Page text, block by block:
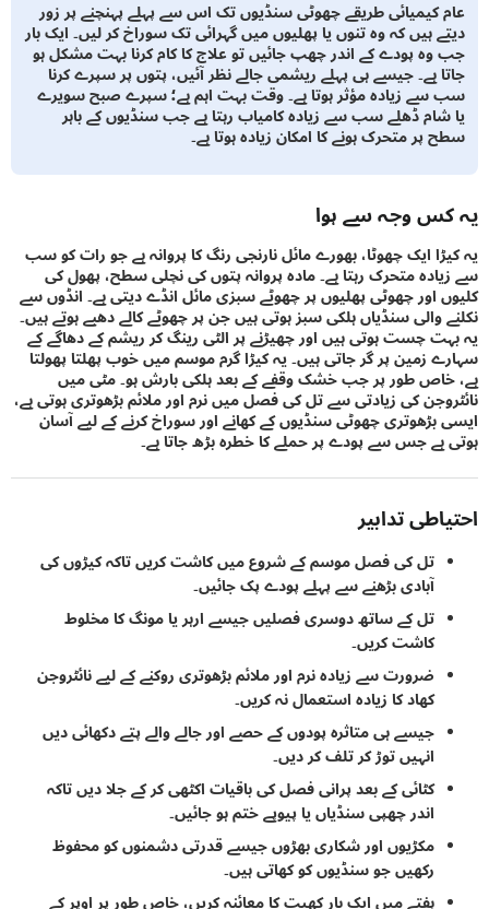
کیمیائی طریقے چھوٹی سنڈیوں تک اس سے پہلے پہنچنے پر زور
ہیں کہ وہ تنوں یا پھلیوں میں گہرائی تک سوراخ کر لیں۔ ایک بار
پودے کے اندر چھپ جائیں تو علاج کا کام کرنا بہت مشکل ہو
ہے۔ جیسے ہی پہلے ریشمی جالے نظر آئیں، پتوں پر سپرے کرنا
زیادہ مؤثر ہوتا ہے۔ وقت بہت اہم ہے؛ سپرے صبح سویرے
ڈھلے سب سے زیادہ کامیاب رہتا ہے جب سنڈیوں کے باہر
پر متحرک ہونے کا امکان زیادہ ہوتا ہے۔
وجہ سے ہوا
ایک چھوٹا، بھورے مائل نارنجی رنگ کا پروانہ ہے جو رات کو سب
متحرک رہتا ہے۔ مادہ پروانہ پتوں کی نچلی سطح، پھول کی
اور چھوٹی پھلیوں پر چھوٹے سبزی مائل انڈے دیتی ہے۔ انڈوں سے
والی سنڈیاں ہلکی سبز ہوتی ہیں جن پر چھوٹے کالے دھبے ہوتے ہیں۔
چست ہوتی ہیں اور چھیڑنے پر الٹی رینگ کر ریشم کے دھاگے کے
زمین پر گر جاتی ہیں۔ یہ کیڑا گرم موسم میں خوب پھلتا پھولتا
طور پر جب خشک وقفے کے بعد ہلکی بارش ہو۔ مٹی میں
کی زیادتی سے تل کی فصل میں نرم اور ملائم بڑھوتری ہوتی ہے،
چھوٹی سنڈیوں کے کھانے اور سوراخ کرنے کے لیے آسان
جس سے پودے پر حملے کا خطرہ بڑھ جاتا ہے۔
تدابیر
تل کی فصل موسم کے شروع میں کاشت کریں تاکہ کیڑوں کی
آبادی بڑھنے سے پہلے پودے پک جائیں۔
تل کے ساتھ دوسری فصلیں جیسے ارہر یا مونگ کا مخلوط
کاشت کریں۔
ضرورت سے زیادہ نرم اور ملائم بڑھوتری روکنے کے لیے نائٹروجن
کھاد کا زیادہ استعمال نہ کریں۔
جیسے ہی متاثرہ پودوں کے حصے اور جالے والے پتے دکھائی دیں
انہیں توڑ کر تلف کر دیں۔
کٹائی کے بعد پرانی فصل کی باقیات اکٹھی کر کے جلا دیں تاکہ
اندر چھپی سنڈیاں یا پیوپے ختم ہو جائیں۔
مکڑیوں اور شکاری بھڑوں جیسے قدرتی دشمنوں کو محفوظ
رکھیں جو سنڈیوں کو کھاتی ہیں۔
ہفتے میں ایک بار کھیت کا معائنہ کریں، خاص طور پر اوپر کے